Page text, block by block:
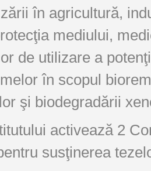
în agricultură,
mediului,
de utilizare a
în scopul
şi biodegradării
activează 2
susţinerea